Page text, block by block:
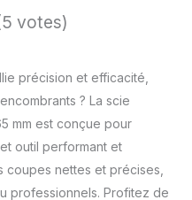
votes)
précision et efficacité,
? La scie
mm est conçue pour
outil performant et
coupes nettes et précises,
professionnels. Profitez de